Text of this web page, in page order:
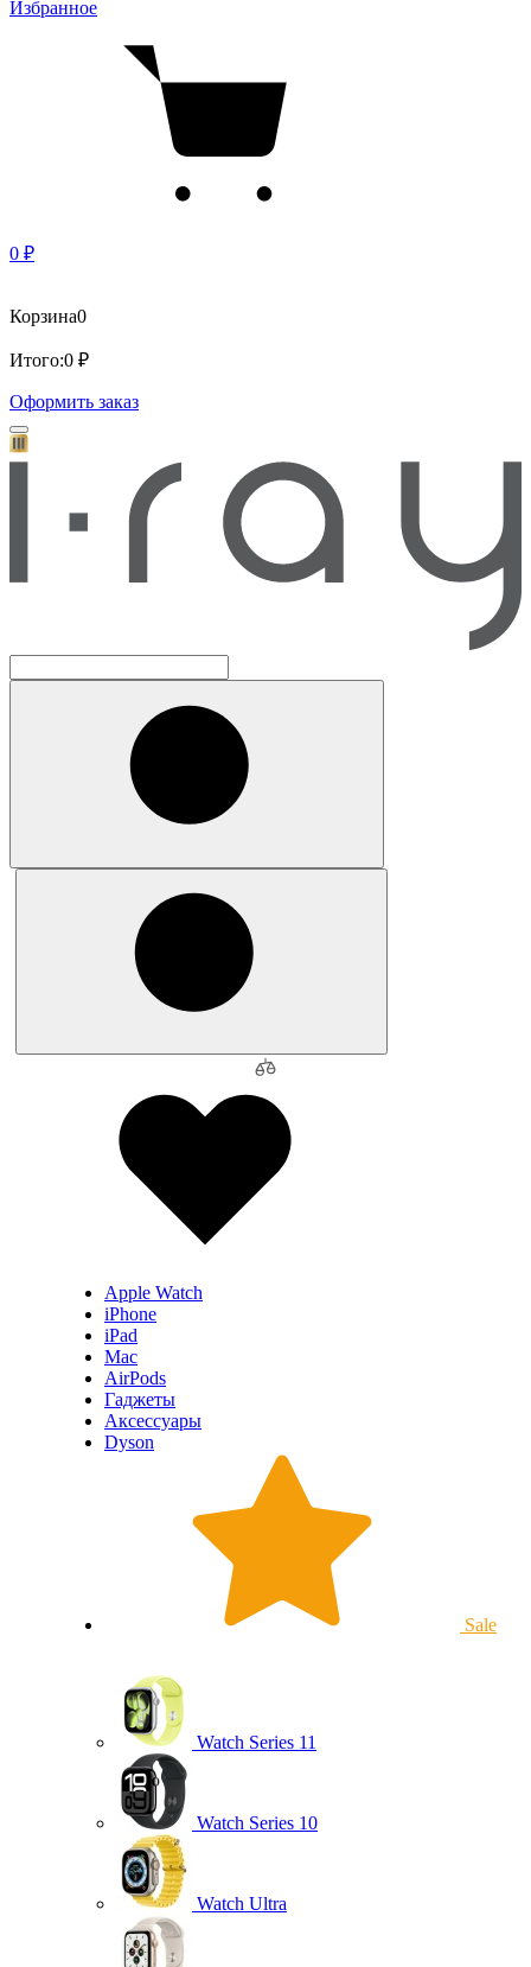
Избранное
0 ₽
Корзина0
Итого:0 ₽
Оформить заказ
Apple Watch
iPhone
iPad
Mac
AirPods
Гаджеты
Аксессуары
Dyson
Sale
Watch Series 11
Watch Series 10
Watch Ultra